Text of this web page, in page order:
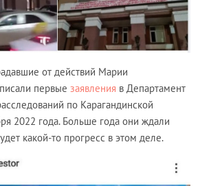
от действий Марии
первые заявления в Департамент
по Карагандинской
2022 года. Больше года они ждали
какой-то прогресс в этом деле.